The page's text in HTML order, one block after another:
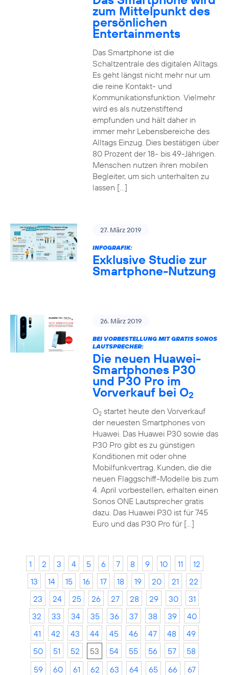
zum Mittelpunkt des
persönlichen
Entertainments
Das Smartphone ist die
Schaltzentrale des digitalen Alltags.
Es geht längst nicht mehr nur um
die reine Kontakt- und
Kommunikationsfunktion. Vielmehr
wird es als nutzenstiftend
empfunden und hält daher in
immer mehr Lebensbereiche des
Alltags Einzug. Dies bestätigen über
80 Prozent der 18- bis 49-Jährigen.
Menschen nutzen ihren mobilen
Begleiter, um sich unterhalten zu
lassen […]
27. März 2019
INFOGRAFIK:
Exklusive Studie zur
Smartphone-Nutzung
26. März 2019
BEI VORBESTELLUNG MIT GRATIS SONOS
LAUTSPRECHER:
Die neuen Huawei-
Smartphones P30
und P30 Pro im
Vorverkauf bei O2
O2startet heute den Vorverkauf
der neuesten Smartphones von
Huawei. Das Huawei P30 sowie das
P30 Pro gibt es zu günstigen
Konditionen mit oder ohne
Mobilfunkvertrag. Kunden, die die
neuen Flaggschiff-Modelle bis zum
4. April vorbestellen, erhalten einen
Sonos ONE Lautsprecher gratis
dazu. Das Huawei P30 ist für 745
Euro und das P30 Pro für […]
1 2 3 4 5 6 7 8 9 10 11
12
13
14 15 16 17 18 19 20 21
22
23
24 25 26 27 28 29 30
31
32
33 34 35 36 37 38 39
40
41
42 43 44 45 46 47 48
49
50
51 52 53 54 55 56 57
58
59
60 61 62 63 64 65 66
67